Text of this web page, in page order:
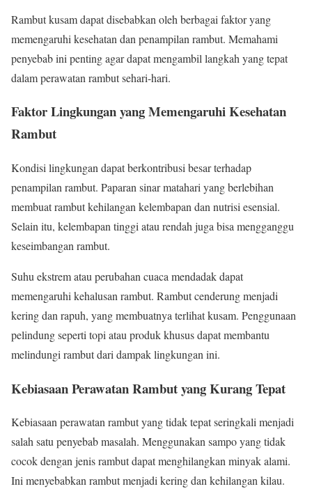
Rambut kusam dapat disebabkan oleh berbagai faktor yang
memengaruhi kesehatan dan penampilan rambut. Memahami
penyebab ini penting agar dapat mengambil langkah yang tepat
dalam perawatan rambut sehari-hari.
Faktor Lingkungan yang Memengaruhi Kesehatan
Rambut
Kondisi lingkungan dapat berkontribusi besar terhadap
penampilan rambut. Paparan sinar matahari yang berlebihan
membuat rambut kehilangan kelembapan dan nutrisi esensial.
Selain itu, kelembapan tinggi atau rendah juga bisa mengganggu
keseimbangan rambut.
Suhu ekstrem atau perubahan cuaca mendadak dapat
memengaruhi kehalusan rambut. Rambut cenderung menjadi
kering dan rapuh, yang membuatnya terlihat kusam. Penggunaan
pelindung seperti topi atau produk khusus dapat membantu
melindungi rambut dari dampak lingkungan ini.
Kebiasaan Perawatan Rambut yang Kurang Tepat
Kebiasaan perawatan rambut yang tidak tepat seringkali menjadi
salah satu penyebab masalah. Menggunakan sampo yang tidak
cocok dengan jenis rambut dapat menghilangkan minyak alami.
Ini menyebabkan rambut menjadi kering dan kehilangan kilau.